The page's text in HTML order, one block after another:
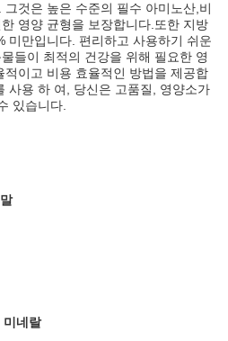
것은 높은 수준의 필수 아미노산,비
영양 균형을 보장합니다.또한 지방
미만입니다. 편리하고 사용하기 쉬운
들이 최적의 건강을 위해 필요한 영
이고 비용 효율적인 방법을 제공합
사용 하 여, 당신은 고품질, 영양소가
있습니다.
미네랄